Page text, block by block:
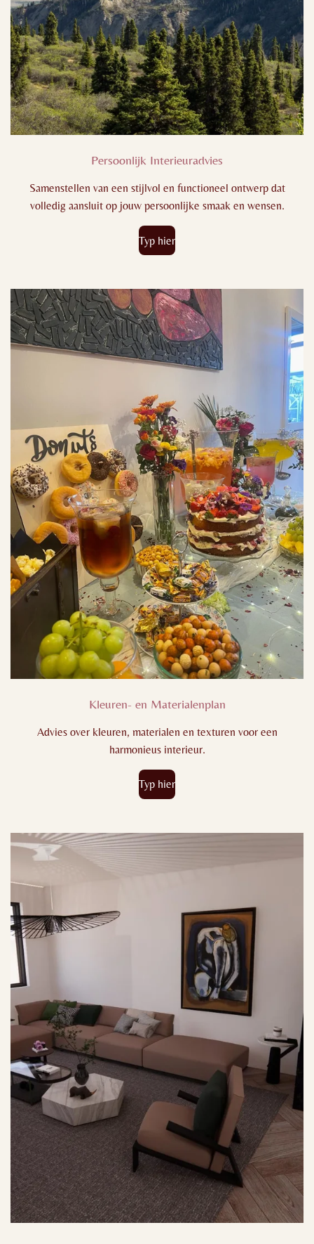
Persoonlijk Interieuradvies
Samenstellen van een stijlvol en functioneel ontwerp dat
volledig aansluit op jouw persoonlijke smaak en wensen.
Typ hier
Kleuren- en Materialenplan
Advies over kleuren, materialen en texturen voor een
harmonieus interieur.
Typ hier